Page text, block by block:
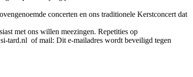
concerten en ons traditionele Kerstconcert dat
met ons willen meezingen. Repetities op
tard.nl of mail: Dit e-mailadres wordt beveiligd tegen